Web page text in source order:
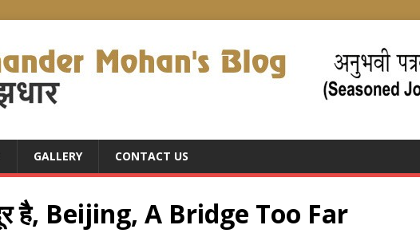
GALLERY CONTACT US
है, Beijing, A Bridge Too Far